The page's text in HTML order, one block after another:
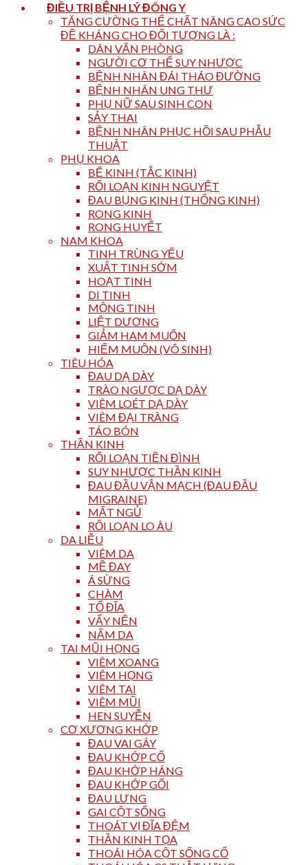
ĐIỀU TRỊ BỆNH LÝ ĐÔNG Y
TĂNG CƯỜNG THỂ CHẤT NÂNG CAO SỨC
ĐỀ KHÁNG CHO ĐỐI TƯỢNG LÀ :
DÂN VĂN PHÒNG
NGƯỜI CƠ THỂ SUY NHƯỢC
BỆNH NHÂN ĐÁI THÁO ĐƯỜNG
BỆNH NHÂN UNG THƯ
PHỤ NỮ SAU SINH CON
SẢY THAI
BỆNH NHÂN PHỤC HỒI SAU PHẪU
THUẬT
PHỤ KHOA
BẾ KINH (TẮC KINH)
RỐI LOẠN KINH NGUYỆT
ĐAU BỤNG KINH (THỐNG KINH)
RONG KINH
RONG HUYẾT
NAM KHOA
TINH TRÙNG YẾU
XUẤT TINH SỚM
HOẠT TINH
DI TINH
MỘNG TINH
LIỆT DƯƠNG
GIẢM HAM MUỐN
HIẾM MUỘN (VÔ SINH)
TIÊU HÓA
ĐAU DẠ DÀY
TRÀO NGƯỢC DẠ DÀY
VIÊM LOÉT DẠ DÀY
VIÊM ĐẠI TRÀNG
TÁO BÓN
THẦN KINH
RỐI LOẠN TIỀN ĐÌNH
SUY NHƯỢC THẦN KINH
ĐAU ĐẦU VẬN MẠCH (ĐAU ĐẦU
MIGRAINE)
MẤT NGỦ
RỐI LOẠN LO ÂU
DA LIỄU
VIÊM DA
MỀ ĐAY
Á SỪNG
CHÀM
TỔ ĐĨA
VẨY NẾN
NẤM DA
TAI MŨI HỌNG
VIÊM XOANG
VIÊM HỌNG
VIÊM TAI
VIÊM MŨI
HEN SUYỄN
CƠ XƯƠNG KHỚP
ĐAU VAI GÁY
ĐAU KHỚP CỔ
ĐAU KHỚP HÁNG
ĐAU KHỚP GỐI
ĐAU LƯNG
GAI CỘT SỐNG
THOÁT VỊ ĐĨA ĐỆM
THẦN KINH TỌA
THOÁI HÓA CỘT SỐNG CỔ